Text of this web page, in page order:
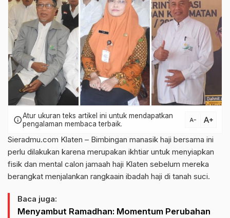
infoAtur ukuran teks artikel ini untuk mendapatkan
pengalaman membaca terbaik.
text_decrease text_increase
Sieradmu.com Klaten – Bimbingan manasik haji bersama ini
perlu dilakukan karena merupakan ikhtiar untuk menyiapkan
fisik dan mental calon jamaah haji Klaten sebelum mereka
berangkat menjalankan rangkaain ibadah haji di tanah suci.
Baca juga:
Menyambut Ramadhan: Momentum Perubahan